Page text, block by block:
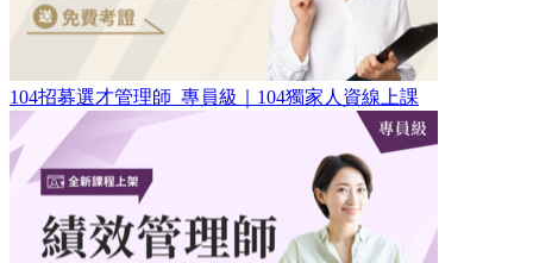
104招募選才管理師_專員級｜104獨家人資線上課